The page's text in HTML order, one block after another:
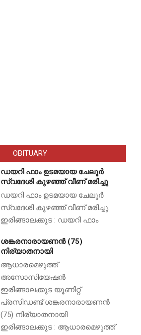
OBITUARY
ഡയറി ഫാം ഉടമയായ ചേലൂർ
സ്വദേശി കുഴഞ്ഞ് വീണ് മരിച്ചു
ഡയറി ഫാം ഉടമയായ ചേലൂർ
സ്വദേശി കുഴഞ്ഞ് വീണ് മരിച്ചു.
ഇരിങ്ങാലക്കുട : ഡയറി ഫാം
ശങ്കരനാരായണൻ (75)
നിര്യാതനായി
ആധാരമെഴുത്ത്
അസോസിയേഷൻ
ഇരിങ്ങാലക്കുട യൂണിറ്റ്
പ്രസിഡണ്ട് ശങ്കരനാരായണൻ
(75) നിര്യാതനായി
ഇരിങ്ങാലക്കുട : ആധാരമെഴുത്ത്